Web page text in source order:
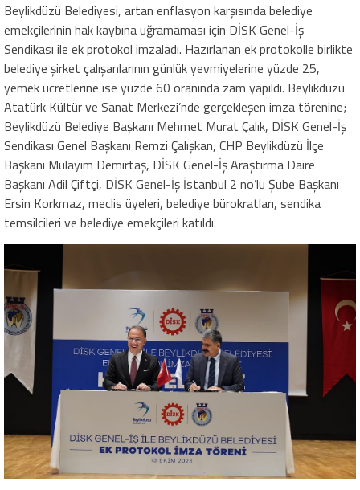
Beylikdüzü Belediyesi, artan enflasyon karşısında belediye
emekçilerinin hak kaybına uğramaması için DİSK Genel-İş
Sendikası ile ek protokol imzaladı. Hazırlanan ek protokolle birlikte
belediye şirket çalışanlarının günlük yevmiyelerine yüzde 25,
yemek ücretlerine ise yüzde 60 oranında zam yapıldı. Beylikdüzü
Atatürk Kültür ve Sanat Merkezi’nde gerçekleşen imza törenine;
Beylikdüzü Belediye Başkanı Mehmet Murat Çalık, DİSK Genel-İş
Sendikası Genel Başkanı Remzi Çalışkan, CHP Beylikdüzü İlçe
Başkanı Mülayim Demirtaş, DİSK Genel-İş Araştırma Daire
Başkanı Adil Çiftçi, DİSK Genel-İş İstanbul 2 no’lu Şube Başkanı
Ersin Korkmaz, meclis üyeleri, belediye bürokratları, sendika
temsilcileri ve belediye emekçileri katıldı.